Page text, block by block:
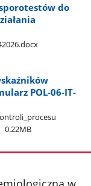
do
POL-06-IT-
0.22MB